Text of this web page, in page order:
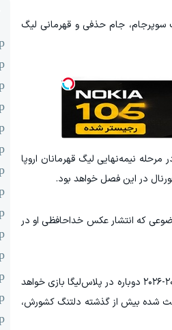
جام حذفی و قهرمانی لیگ
نیمه‌نهایی لیگ قهرمانان اروپا
در این فصل خواهد بود.
که انتشار عکس خداحافظی او در
اگرچه هواداران هنوز منتظر اعلام رسمی مقصد بعدی او هستند، اما مشخص شده که توماس فورنال در فصل ۲۰۲۷-۲۰۲۶ دوباره در پلاس‌لیگا بازی خواهد
باعث شده بیش از گذشته دلتنگ کشورش،